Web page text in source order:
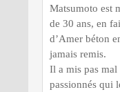
Matsumoto est
de 30 ans, en
d’Amer béton
jamais remis.
Il a mis pas mal
passionnés qui